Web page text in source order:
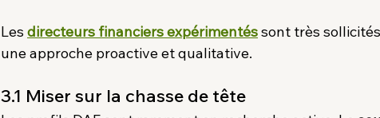
Les directeurs financiers expérimentés sont très
une approche proactive et qualitative.
3.1 Miser sur la chasse de tête